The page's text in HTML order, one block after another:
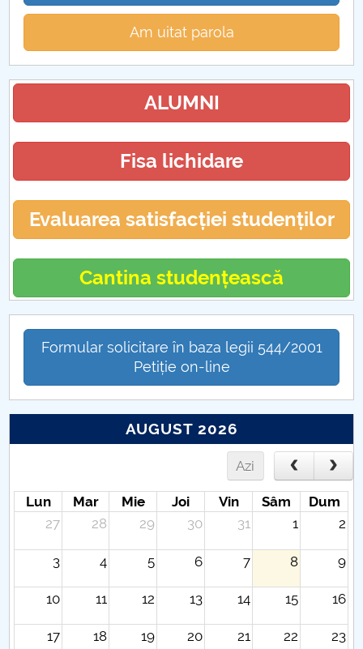
Am uitat parola
ALUMNI
Fisa lichidare
Evaluarea satisfacției studenților
Cantina studențească
Formular solicitare în baza legii 544/2001
Petiție on-line
AUGUST 2026
Azi
Lun Mar Mie Joi Vin Sâm
Dum
27
28 29 30 31 1 2
3 4 5 6 7 8 9
10 11 12 13 14 15 16
17 18 19 20 21 22 23